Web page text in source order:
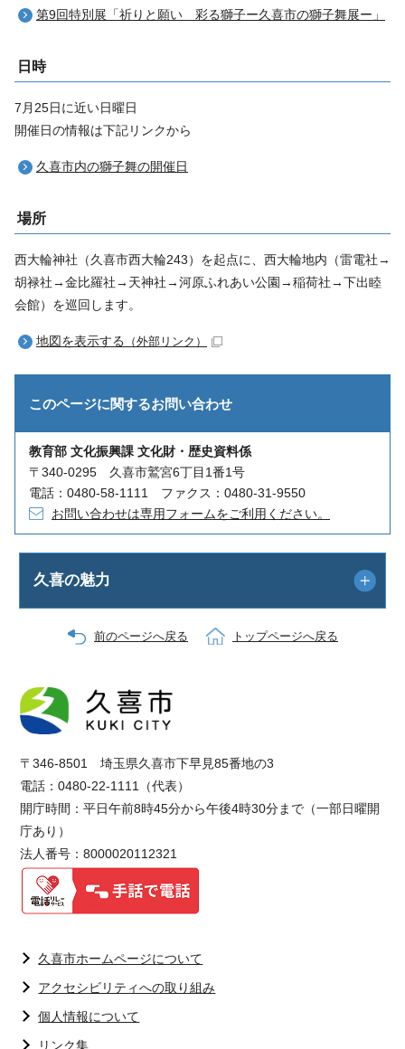
第9回特別展「祈りと願い 彩る獅子ー久喜市の獅子舞展ー」
日時
7月25日に近い日曜日
開催日の情報は下記リンクから
久喜市内の獅子舞の開催日
場所
西大輪神社（久喜市西大輪243）を起点に、西大輪地内（雷電社→
胡禄社→金比羅社→天神社→河原ふれあい公園→稲荷社→下出睦
会館）を巡回します。
地図を表示する （外部リンク）
このページに関するお問い合わせ
教育部 文化振興課 文化財・歴史資料係
〒340-0295 久喜市鷲宮6丁目1番1号
電話：0480-58-1111 ファクス：0480-31-9550
お問い合わせは専用フォームをご利用ください。
久喜の魅力
前のページへ戻る トップページへ戻る
〒346-8501 埼玉県久喜市下早見85番地の3
電話：0480-22-1111（代表）
開庁時間：平日午前8時45分から午後4時30分まで（一部日曜開
庁あり）
法人番号：8000020112321
久喜市ホームページについて
アクセシビリティへの取り組み
個人情報について
リンク集